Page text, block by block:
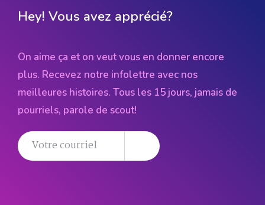
Hey! Vous avez apprécié?
On aime ça et on veut vous en donner encore
plus. Recevez notre infolettre avec nos
meilleures histoires. Tous les 15 jours, jamais de
pourriels, parole de scout!